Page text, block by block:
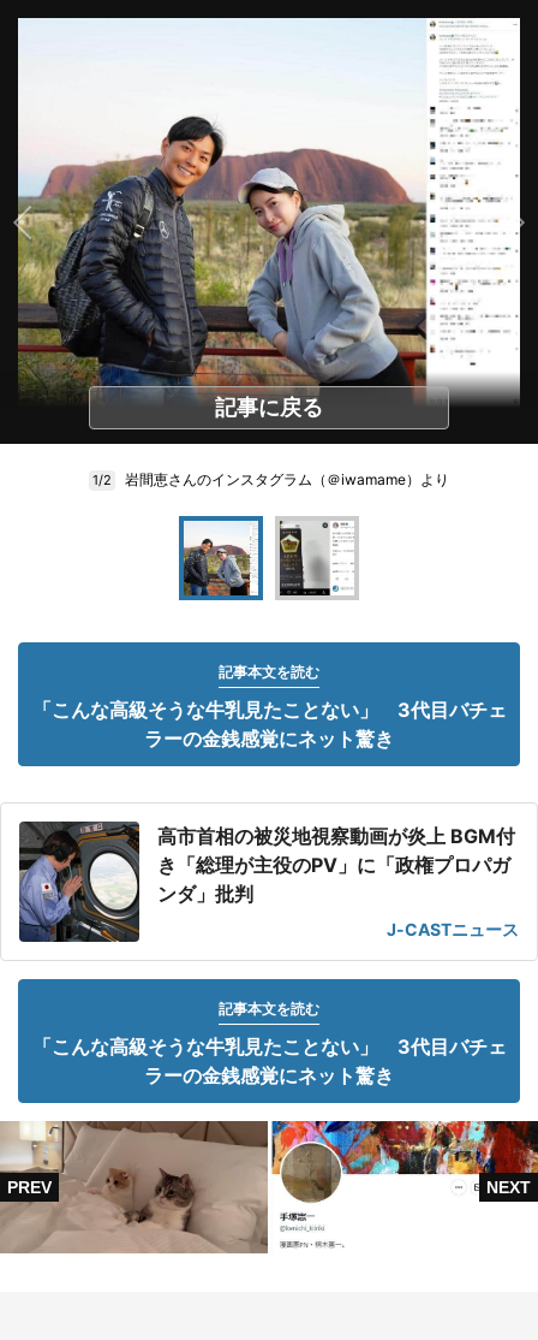
記事に戻る
1/2 岩間恵さんのインスタグラム（＠iwamame）より
記事本文を読む
「こんな高級そうな牛乳見たことない」 3代目バチェ
ラーの金銭感覚にネット驚き
高市首相の被災地視察動画が炎上 BGM付
き「総理が主役のPV」に「政権プロパガ
ンダ」批判
J-CASTニュース
記事本文を読む
「こんな高級そうな牛乳見たことない」 3代目バチェ
ラーの金銭感覚にネット驚き